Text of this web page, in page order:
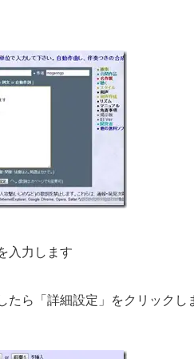
入力します
たら「詳細設定」をクリックし